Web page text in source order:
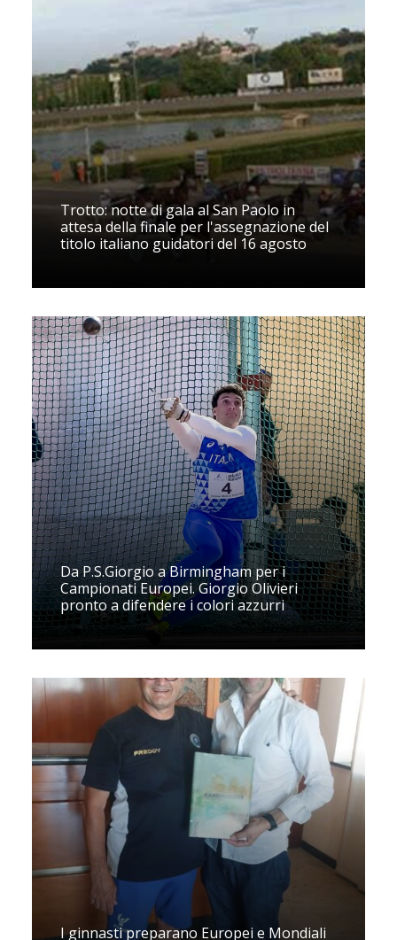
Trotto: notte di gala al San Paolo in
attesa della finale per l'assegnazione del
titolo italiano guidatori del 16 agosto
Da P.S.Giorgio a Birmingham per i
Campionati Europei. Giorgio Olivieri
pronto a difendere i colori azzurri
I ginnasti preparano Europei e Mondiali